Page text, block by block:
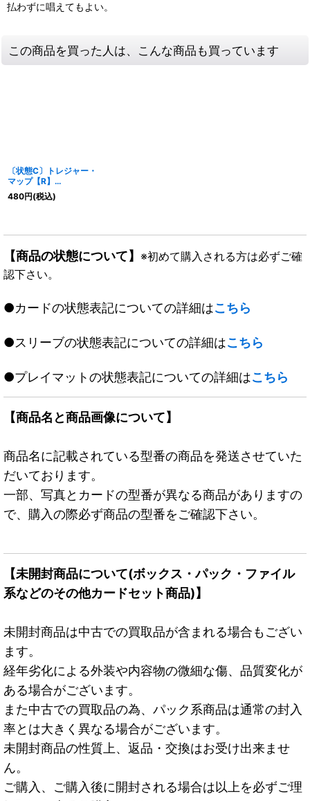
払わずに唱えてもよい。
この商品を買った人は、こんな商品も買っています
〔状態C〕トレジャー・
マップ【R】
{DMR1419d/55}《自
然》
480円(税込)
【商品の状態について】 ※初めて購入される方は必ずご確
認下さい。
●カードの状態表記についての詳細はこちら
●スリーブの状態表記についての詳細はこちら
●プレイマットの状態表記についての詳細はこちら
【商品名と商品画像について】
商品名に記載されている型番の商品を発送させていた
だいております。
一部、写真とカードの型番が異なる商品がありますの
で、購入の際必ず商品の型番をご確認下さい。
【未開封商品について(ボックス・パック・ファイル
系などのその他カードセット商品)】
未開封商品は中古での買取品が含まれる場合もござい
ます。
経年劣化による外装や内容物の微細な傷、品質変化が
ある場合がございます。
また中古での買取品の為、パック系商品は通常の封入
率とは大きく異なる場合がございます。
未開封商品の性質上、返品・交換はお受け出来ませ
ん。
ご購入、ご購入後に開封される場合は以上を必ずご理